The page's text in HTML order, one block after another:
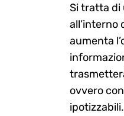
Si tratta di
all’interno
aumenta
ovvero